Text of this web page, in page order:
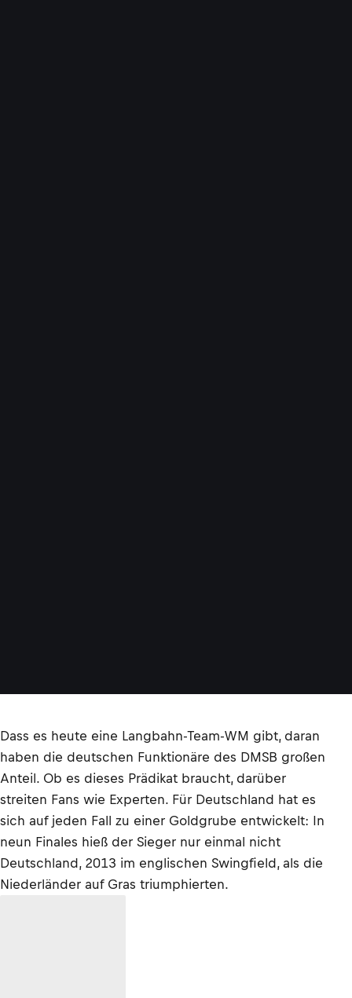
Dass es heute eine Langbahn-Team-WM gibt, daran
haben die deutschen Funktionäre des DMSB großen
Anteil. Ob es dieses Prädikat braucht, darüber
streiten Fans wie Experten. Für Deutschland hat es
sich auf jeden Fall zu einer Goldgrube entwickelt: In
neun Finales hieß der Sieger nur einmal nicht
Deutschland, 2013 im englischen Swingfield, als die
Niederländer auf Gras triumphierten.